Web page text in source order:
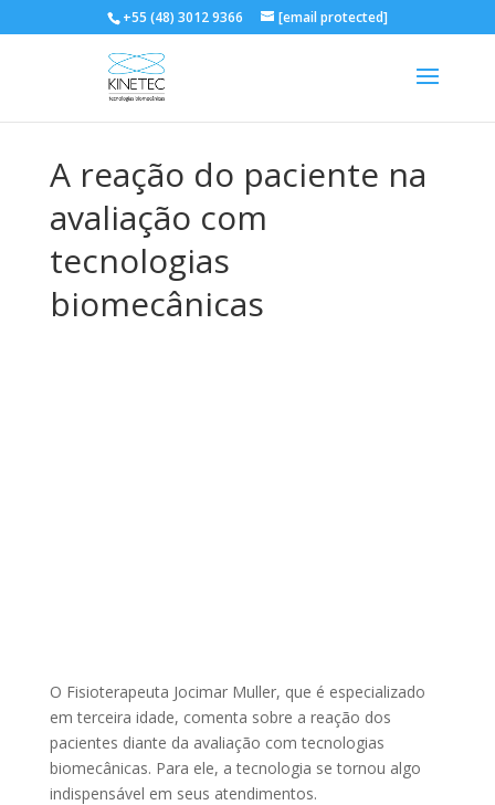
+55 (48) 3012 9366 [email protected]
A reação do paciente na
avaliação com
tecnologias
biomecânicas
O Fisioterapeuta Jocimar Muller, que é especializado
em terceira idade, comenta sobre a reação dos
pacientes diante da avaliação com tecnologias
biomecânicas. Para ele, a tecnologia se tornou algo
indispensável em seus atendimentos.